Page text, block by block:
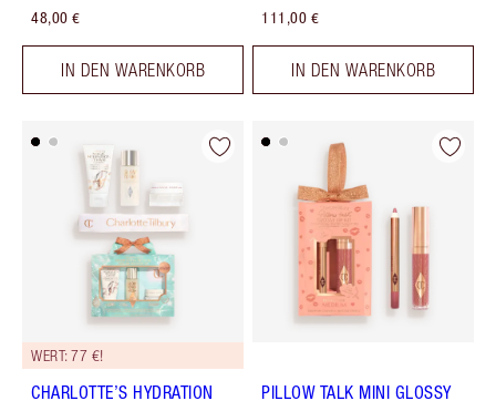
48,00 €
IN DEN WARENKORB
111,00 €
IN DEN WARENKORB
WERT: 77 €!
CHARLOTTE’S HYDRATION PILLOW TALK MINI GLOSSY